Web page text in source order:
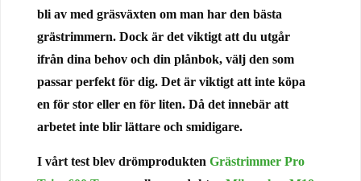
bli av med gräsväxten om man har den bästa
grästrimmern. Dock är det viktigt att du utgår
ifrån dina behov och din plånbok, välj den som
passar perfekt för dig. Det är viktigt att inte köpa
en för stor eller en för liten. Då det innebär att
arbetet inte blir lättare och smidigare.
I vårt test blev drömprodukten Grästrimmer Pro